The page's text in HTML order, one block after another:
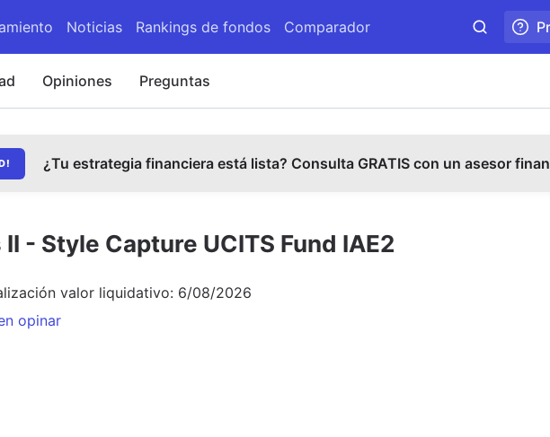
Noticias Rankings de fondos Comparador
Opiniones Preguntas
¿Tu estrategia financiera está lista? Consulta GRATIS con un asesor
II - Style Capture UCITS Fund IAE2
valor liquidativo: 6/08/2026
opinar